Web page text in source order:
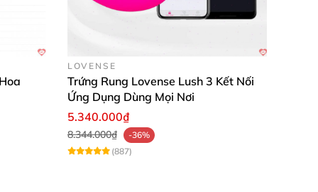
tế, kích thích "hạt ngọc trai" hiệu quả tối
cực khoái kép (dual orgasm). ✨
🎯
LOVENSE
Trứng Rung Lovense Lush 3 Kết Nối
Ứng Dụng Dùng Mọi Nơi
5.340.000₫
8.344.000₫
-36%
(887)